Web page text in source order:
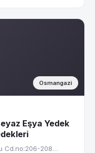
Osmangazi
Eşya Yedek
Cd.no:206-208…